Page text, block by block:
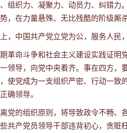
组织力、凝聚力、动员力、纠错力
，在力量悬殊、无比残酷的阶级厮
， 中国共产党立党为公，服务人民
革命斗争和社会主义建设实践证明
领导，向党中央看齐。事在四方，
使党成为一支组织严密、行动一致
确领导。
党的组织原则，将导致政令不畅、
共产党员领导干部违背初心，贪赃